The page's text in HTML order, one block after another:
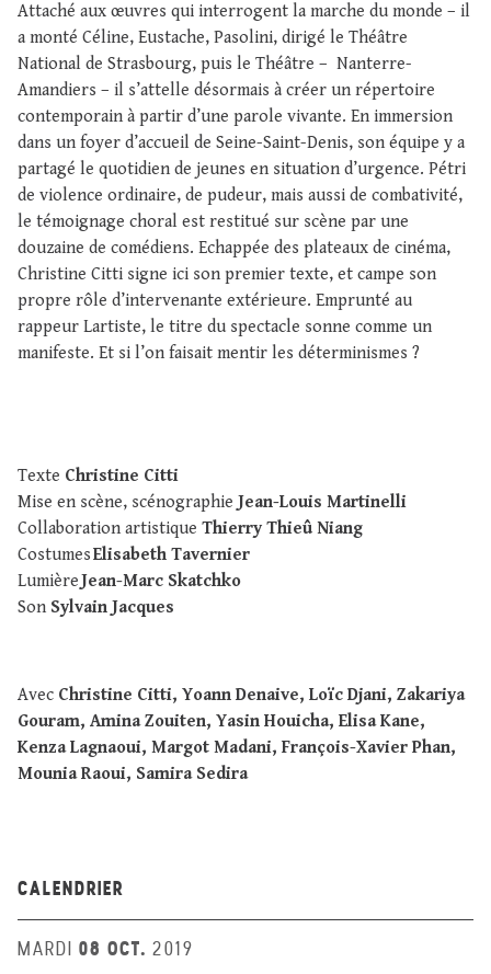
Attaché aux œuvres qui interrogent la marche du monde – il
a monté Céline, Eustache, Pasolini, dirigé le Théâtre
National de Strasbourg, puis le Théâtre – Nanterre-
Amandiers – il s’attelle désormais à créer un répertoire
contemporain à partir d’une parole vivante. En immersion
dans un foyer d’accueil de Seine-Saint-Denis, son équipe y a
partagé le quotidien de jeunes en situation d’urgence. Pétri
de violence ordinaire, de pudeur, mais aussi de combativité,
le témoignage choral est restitué sur scène par une
douzaine de comédiens. Echappée des plateaux de cinéma,
Christine Citti signe ici son premier texte, et campe son
propre rôle d’intervenante extérieure. Emprunté au
rappeur Lartiste, le titre du spectacle sonne comme un
manifeste. Et si l’on faisait mentir les déterminismes ?
Texte Christine Citti
Mise en scène, scénographieJean-Louis Martinelli
Collaboration artistique Thierry Thieû Niang
CostumesElisabeth Tavernier
LumièreJean-Marc Skatchko
Son Sylvain Jacques
Avec Christine Citti, Yoann Denaive, Loïc Djani, Zakariya
Gouram, Amina Zouiten, Yasin Houicha, Elisa Kane,
Kenza Lagnaoui, Margot Madani, François-Xavier Phan,
Mounia Raoui, Samira Sedira
CALENDRIER
MARDI 08 OCT. 2019